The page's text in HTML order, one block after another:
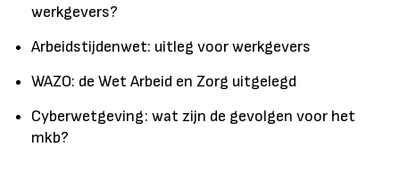
werkgevers?
Arbeidstijdenwet: uitleg voor werkgevers
WAZO: de Wet Arbeid en Zorg uitgelegd
Cyberwetgeving: wat zijn de gevolgen voor het
mkb?